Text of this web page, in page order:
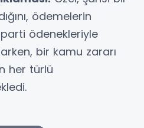
ödemelerin
ödenekleriyle
bir kamu zararı
her türlü